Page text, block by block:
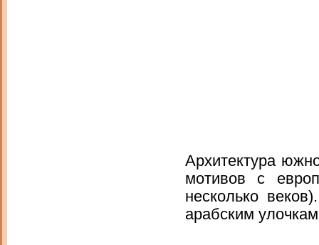
Архитектура
мотивов с
несколько
арабским